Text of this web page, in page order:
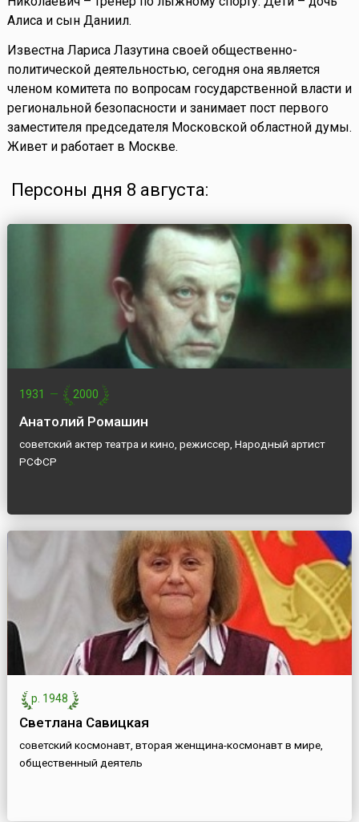
Алиса и сын Даниил.
Известна Лариса Лазутина своей общественно-
политической деятельностью, сегодня она является
членом комитета по вопросам государственной власти и
региональной безопасности и занимает пост первого
заместителя председателя Московской областной думы.
Живет и работает в Москве.
Персоны дня 8 августа:
1931 — 2000
Анатолий Ромашин
советский актер театра и кино, режиссер, Народный артист
РСФСР
р. 1948
Светлана Савицкая
советский космонавт, вторая женщина-космонавт в мире,
общественный деятель